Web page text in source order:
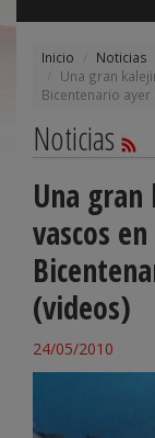
Inicio
Noticias
Una gran
Bicentenario
Noticias
Una
vascos
(videos)
24/05/2010